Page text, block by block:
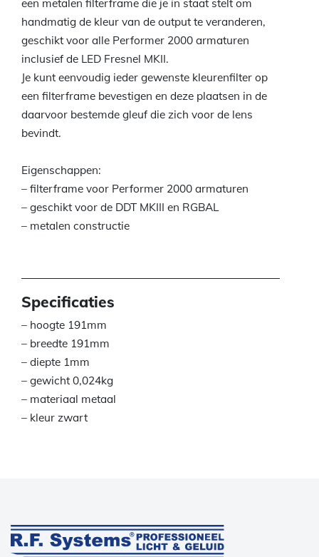
een metalen filterframe die je in staat stelt om
handmatig de kleur van de output te veranderen,
geschikt voor alle Performer 2000 armaturen
inclusief de LED Fresnel MKII.
Je kunt eenvoudig ieder gewenste kleurenfilter op
een filterframe bevestigen en deze plaatsen in de
daarvoor bestemde gleuf die zich voor de lens
bevindt.
Eigenschappen:
– filterframe voor Performer 2000 armaturen
– geschikt voor de DDT MKIII en RGBAL
– metalen constructie
Specificaties
– hoogte 191mm
– breedte 191mm
– diepte 1mm
– gewicht 0,024kg
– materiaal metaal
– kleur zwart